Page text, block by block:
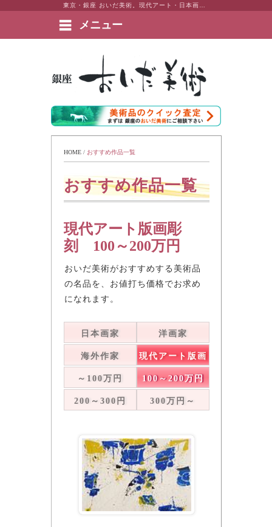
メニュー
絵画など美術品の販売と買取 | 東京・銀座 おいだ美術
HOME / おすすめ作品一覧
おすすめ作品一覧
現代アート版画彫
刻 100～200万円
おいだ美術がおすすめする美術品
の名品を、お値打ち価格でお求め
になれます。
日本画家 洋画家
海外作家 現代アート版画
彫刻
～100万円 100～200万円
200～300円 300万円～